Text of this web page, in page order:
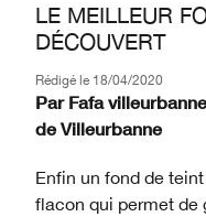
LE MEILLEUR
DÉCOUVERT
Rédigé le 18/04/2020
Par Fafa villeurbanne
de Villeurbanne
Enfin un fond de
flacon qui permet de